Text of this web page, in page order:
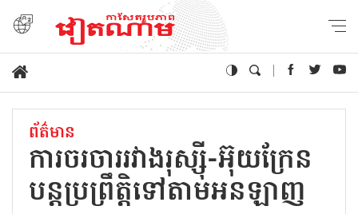
ព័ត៌មាន
ការចរចាររវាងរុស្ស៊ី-អ៊ុយក្រែន
បន្តប្រព្រឹត្តិទៅតាមអនឡាញ